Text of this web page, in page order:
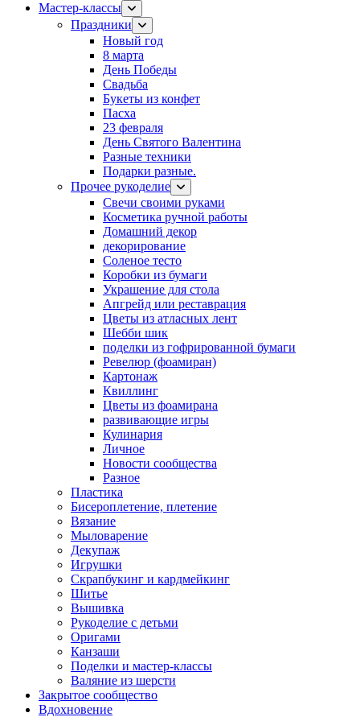
Мастер-классы
Праздники
Новый год
8 марта
День Победы
Свадьба
Букеты из конфет
Пасха
23 февраля
День Святого Валентина
Разные техники
Подарки разные.
Прочее рукоделие
Свечи своими руками
Косметика ручной работы
Домашний декор
декорирование
Соленое тесто
Коробки из бумаги
Украшение для стола
Апгрейд или реставрация
Цветы из атласных лент
Шебби шик
поделки из гофрированной бумаги
Ревелюр (фоамиран)
Картонаж
Квиллинг
Цветы из фоамирана
развивающие игры
Кулинария
Личное
Новости сообщества
Разное
Пластика
Бисероплетение, плетение
Вязание
Мыловарение
Декупаж
Игрушки
Скрапбукинг и кардмейкинг
Шитье
Вышивка
Рукоделие с детьми
Оригами
Канзаши
Поделки и мастер-классы
Валяние из шерсти
Закрытое сообщество
Вдохновение